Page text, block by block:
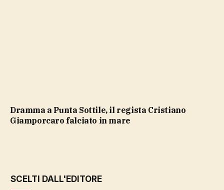
Dramma a Punta Sottile, il regista Cristiano
Giamporcaro falciato in mare
SCELTI DALL'EDITORE